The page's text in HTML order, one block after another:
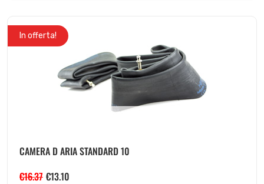
In offerta!
CAMERA D ARIA STANDARD 10
€16.37 €13.10